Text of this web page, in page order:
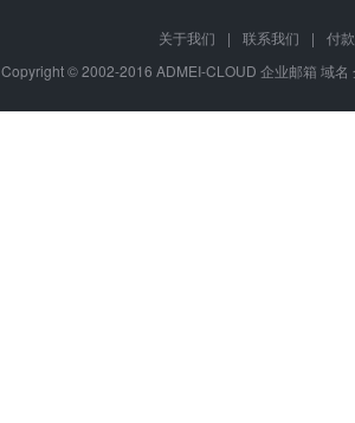
关于我们 | 联系我们 |
付
Copyright © 2002-2016 ADMEI-CLOUD 企业邮箱 域